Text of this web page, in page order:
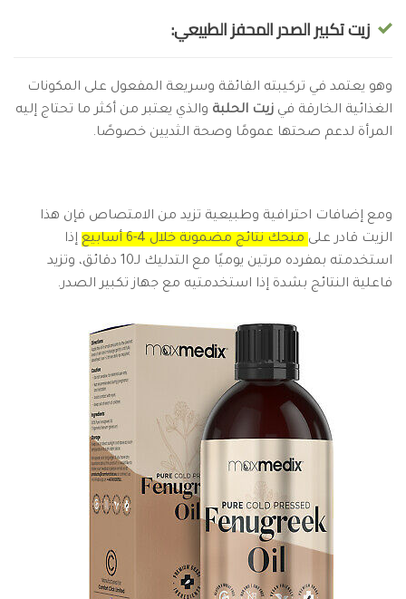
زيت تكبير الصدر المحفز الطبيعي:
وهو يعتمد في تركيبته الفائقة وسريعة المفعول على المكونات
الغذائية الخارقة في زيت الحلبة والذي يعتبر من أكثر ما تحتاج إليه
المرأة لدعم صحتها عمومًا وصحة الثديين خصوصًا.
ومع إضافات احترافية وطبيعية تزيد من الامتصاص فإن هذا
الزيت قادر على منحك نتائج مضمونة خلال 4-6 أسابيع
إذا
استخدمته بمفرده مرتين يوميًا مع التدليك لـ10 دقائق، وتزيد
فاعلية النتائج بشدة إذا استخدمتيه مع جهاز تكبير الصدر.